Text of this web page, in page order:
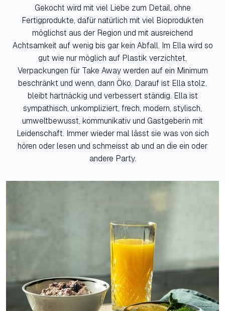
Gekocht wird mit viel Liebe zum Detail, ohne
Fertigprodukte, dafür natürlich mit viel Bioprodukten
möglichst aus der Region und mit ausreichend
Achtsamkeit auf wenig bis gar kein Abfall. Im Ella wird so
gut wie nur möglich auf Plastik verzichtet,
Verpackungen für Take Away werden auf ein Minimum
beschränkt und wenn, dann Öko. Darauf ist Ella stolz,
bleibt hartnäckig und verbessert ständig. Ella ist
sympathisch, unkompliziert, frech, modern, stylisch,
umweltbewusst, kommunikativ und Gastgeberin mit
Leidenschaft. Immer wieder mal lässt sie was von sich
hören oder lesen und schmeisst ab und an die ein oder
andere Party.